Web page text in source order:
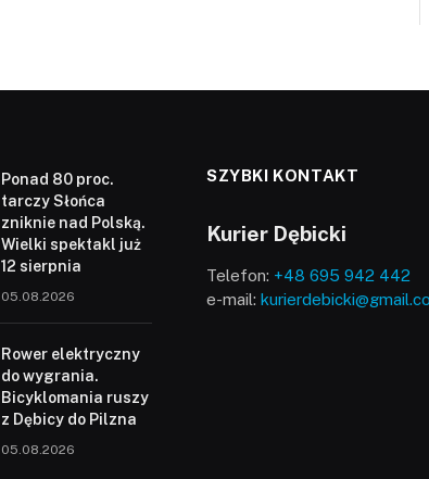
Ponad 80 proc.
tarczy Słońca
zniknie nad Polską.
Wielki spektakl już
12 sierpnia
05.08.2026
Rower elektryczny
do wygrania.
Bicyklomania ruszy
z Dębicy do Pilzna
05.08.2026
SZYBKI KONTAKT
Kurier Dębicki
Telefon: +48 695 942 442
e-mail: